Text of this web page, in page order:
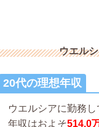
ウエル
20代の理想年収
ウエルシアに勤務
年収はおよそ514.0